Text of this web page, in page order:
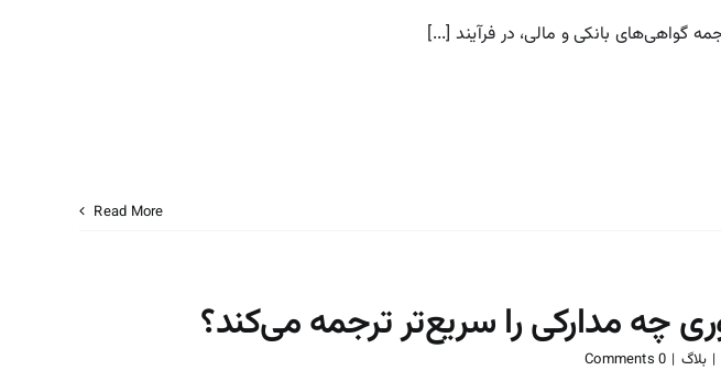
برای ترجمه
گواهی‌های بانکی و مالی، در فرآیند [...]
Read More
چه مدارکی را سریع‌تر ترجمه می‌کند؟
| بلاگ |
0 Comments